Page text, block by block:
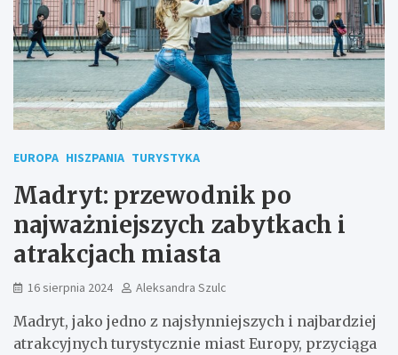
EUROPA HISZPANIA TURYSTYKA
Madryt: przewodnik po
najważniejszych zabytkach i
atrakcjach miasta
16 sierpnia 2024 Aleksandra Szulc
Madryt, jako jedno z najsłynniejszych i najbardziej
atrakcyjnych turystycznie miast Europy, przyciąga